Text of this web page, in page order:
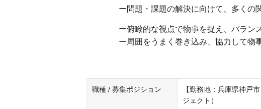
ー問題・課題の解決に向けて、多くの関
ー俯瞰的な視点で物事を捉え、バランス
ー周囲をうまく巻き込み、協力して物事
職種 / 募集ポジション
【勤務地：兵庫県神戸
ジェクト）